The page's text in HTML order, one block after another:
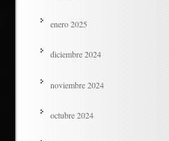
enero 2025
diciembre 2024
noviembre 2024
octubre 2024